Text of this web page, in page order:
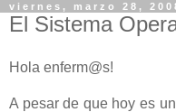
viernes, marzo 28,
El Sistema
Hola enferm@s!
A pesar de que hoy es